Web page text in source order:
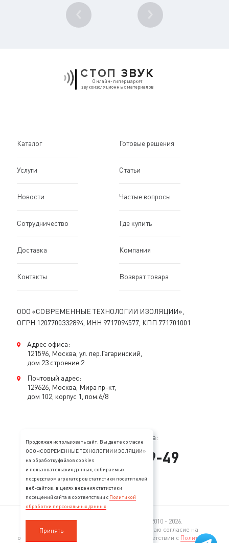
1
СТОП ЗВУК
Онлайн-гипермаркет
звукоизоляционных материалов
Каталог Готовые решения
Услуги Статьи
Новости Частые вопросы
Сотрудничество Где купить
Доставка Компания
Контакты Возврат товара
ООО «СОВРЕМЕННЫЕ ТЕХНОЛОГИИ ИЗОЛЯЦИИ»,
ОГРН 1207700332894, ИНН 9717094577, КПП 771701001
Адрес офиса:
121596, Москва, ул. пер.Гагаринский,
дом 23 строение 2
Почтовый адрес:
129626, Москва, Мира пр-кт,
дом 102, корпус 1, пом.6/8
Консультация специалиста:
+7(495)128-89-49
mail@stopzvuk.ru
© 2005—2026 Все права защищены. 2010 - 2026.
Продолжая пользование сайтом, я выражаю согласие на
обработку моих персональных данных в соответствии с Политикой
Продолжая использовать сайт, Вы даете согласие
ООО «СОВРЕМЕННЫЕ ТЕХНОЛОГИИ ИЗОЛЯЦИИ»
на обработку файлов cookies
и пользовательских данных, собираемых
посредством агрегаторов статистики посетителей
веб-сайтов, в целях ведения статистики
посещений сайта в соответствии с Политикой
обработки персональных данных
Принять